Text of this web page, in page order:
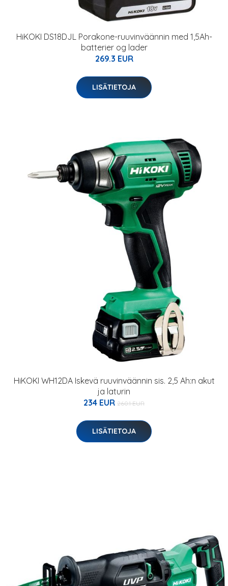
HiKOKI DS18DJL Porakone-ruuvinväännin med 1,5Ah-
batterier og lader
269.3 EUR
LISÄTIETOJA
HiKOKI WH12DA Iskevä ruuvinväännin sis. 2,5 Ah:n akut
ja laturin
234 EUR 260.1 EUR
LISÄTIETOJA